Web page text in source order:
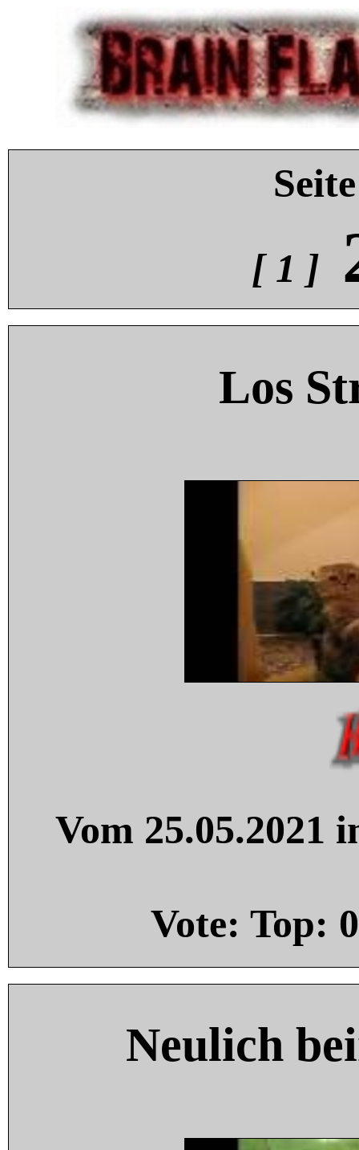
[ 1 ]
Los
Vom 25.05.2021
Vote: Top: 0
Neulich